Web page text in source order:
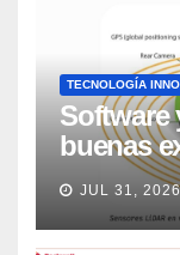
TECNOLOGÍA
Software
buenas
los
Market
JUL 31, 2026